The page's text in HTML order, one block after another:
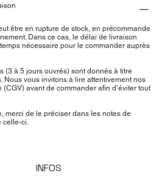
être en rupture de stock, en précommande
Dans ce cas, le délai de livraison
nécessaire pour le commander auprès
(3 à 5 jours ouvrés) sont donnés à titre
Nous vous invitons à lire attentivement nos
avant de commander afin d’éviter tout
merci de le préciser dans les notes de
ci.
INFOS